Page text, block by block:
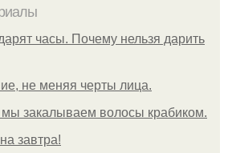
часы. Почему нельзя дарить
не меняя черты лица.
мы закалываем волосы крабиком.
завтра!